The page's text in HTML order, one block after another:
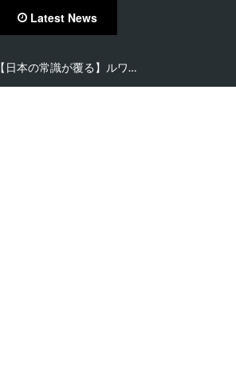
Latest News
【日本の常識が覆る】ルワ…